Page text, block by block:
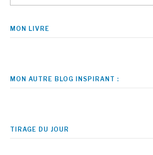
MON LIVRE
MON AUTRE BLOG INSPIRANT :
TIRAGE DU JOUR